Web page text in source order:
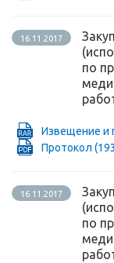
16.11.2017
по
Извещение и
Протокол
16.11.2017
по